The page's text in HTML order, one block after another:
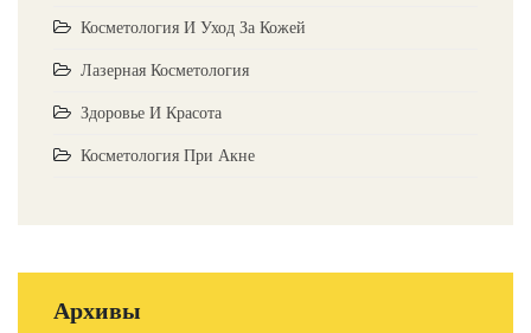
Косметология И Уход За Кожей
Лазерная Косметология
Здоровье И Красота
Косметология При Акне
Архивы